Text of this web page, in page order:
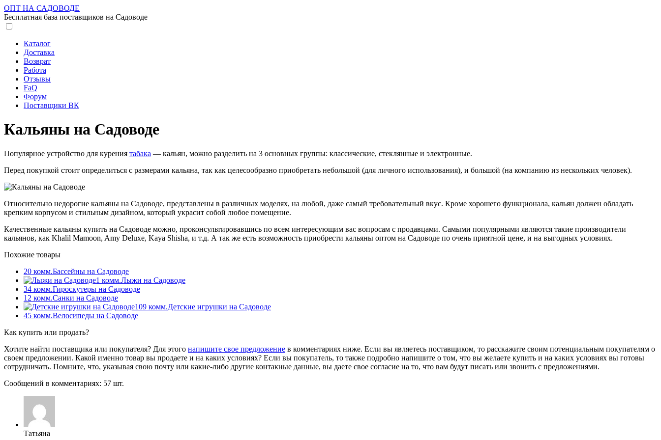
ОПТ НА САДОВОДЕ
Бесплатная база поставщиков на Садоводе
Каталог
Доставка
Возврат
Работа
Отзывы
FaQ
Форум
Поставщики ВК
Кальяны на Садоводе
Популярное устройство для курения табака — кальян, можно разделить на 3 основных группы: классические, стеклянные и электронные.
Перед покупкой стоит определиться с размерами кальяна, так как целесообразно приобретать небольшой (для личного использования), и большой (на компанию из нескольких человек).
Относительно недорогие кальяны на Садоводе, представлены в различных моделях, на любой, даже самый требовательный вкус. Кроме хорошего функционала, кальян должен обладать
крепким корпусом и стильным дизайном, который украсит собой любое помещение.
Качественные кальяны купить на Садоводе можно, проконсультировавшись по всем интересующим вас вопросам с продавцами. Самыми популярными являются такие производители
кальянов, как Khalil Mamoon, Amy Deluxe, Kaya Shisha, и т.д. А так же есть возможность приобрести кальяны оптом на Садоводе по очень приятной цене, и на выгодных условиях.
Похожие товары
20 комм.Бассейны на Садоводе
1 комм.Лыжи на Садоводе
34 комм.Гироскутеры на Садоводе
12 комм.Санки на Садоводе
109 комм.Детские игрушки на Садоводе
45 комм.Велосипеды на Садоводе
Как купить или продать?
Хотите найти поставщика или покупателя? Для этого напишите свое предложение в комментариях ниже. Если вы являетесь поставщиком, то расскажите своим потенциальным покупателям о
своем предложении. Какой именно товар вы продаете и на каких условиях? Если вы покупатель, то также подробно напишите о том, что вы желаете купить и на каких условиях вы готовы
сотрудничать. Помните, что, указывая свою почту или какие-либо другие контакные данные, вы даете свое согласие на то, что вам будут писать или звонить с предложениями.
Сообщений в комментариях: 57 шт.
Татьяна